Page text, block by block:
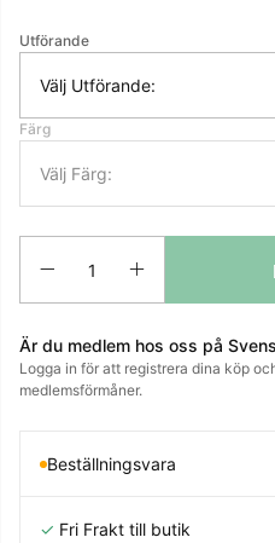
Utförande
Välj Utförande:
Färg
Välj Färg:
Är du medlem hos oss på
Logga in för att registrera dina köp
medlemsförmåner.
Beställningsvara
✓ Fri Frakt till butik